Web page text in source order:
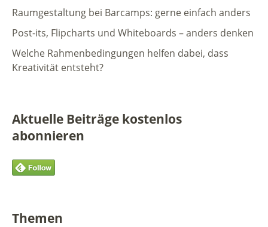
Raumgestaltung bei Barcamps: gerne einfach anders
Post-its, Flipcharts und Whiteboards – anders denken
Welche Rahmenbedingungen helfen dabei, dass
Kreativität entsteht?
Aktuelle Beiträge kostenlos
abonnieren
Themen